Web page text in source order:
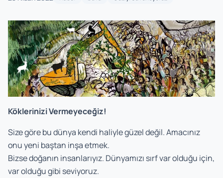
Köklerinizi Vermeyeceğiz!
Size göre bu dünya kendi haliyle güzel değil. Amacınız
onu yeni baştan inşa etmek.
Bizse doğanın insanlarıyız. Dünyamızı sırf var olduğu için,
var olduğu gibi seviyoruz.